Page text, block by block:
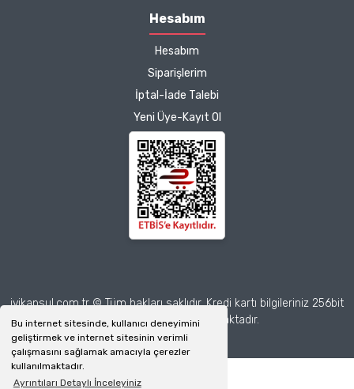
Bu internet sitesinde, kullanıcı deneyimini
geliştirmek ve internet sitesinin verimli
çalışmasını sağlamak amacıyla çerezler
kullanılmaktadır.
Ayrıntıları Detaylı İnceleyiniz
Hesabım
Hesabım
Siparişlerim
İptal-İade Talebi
Yeni Üye-Kayıt Ol
iyikapsul.com.tr © Tüm hakları saklıdır. Kredi kartı bilgileriniz 256bit
SSL sertifikası ile korunmaktadır.